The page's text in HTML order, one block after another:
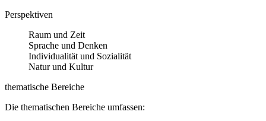
Perspektiven
Raum und Zeit
Sprache und Denken
Individualität und Sozialität
Natur und Kultur
thematische Bereiche
Die thematischen Bereiche umfassen: